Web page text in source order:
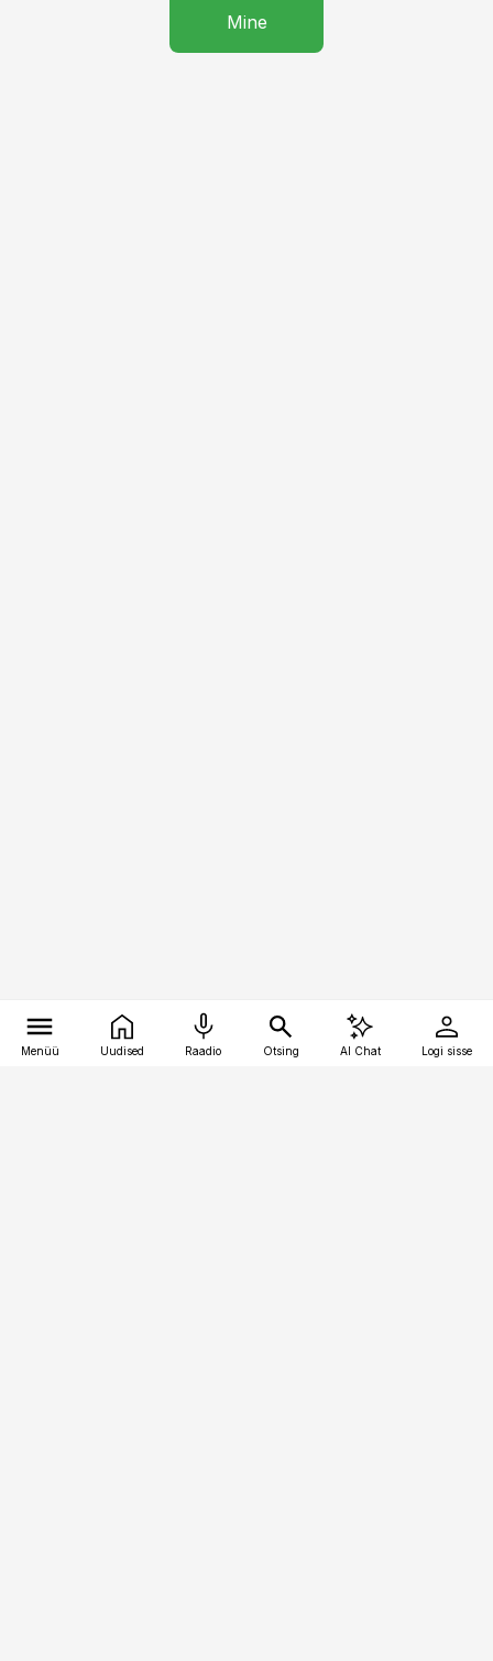
Mine
Menüü Uudised Raadio Otsing AI Chat Logi sisse